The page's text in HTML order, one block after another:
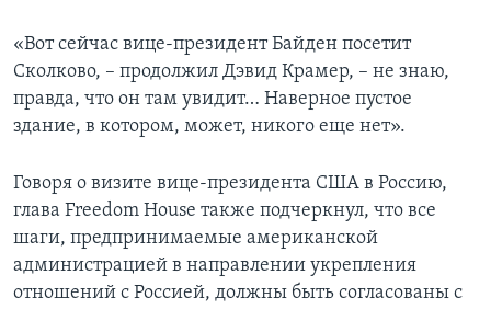
«Вот сейчас вице-президент Байден посетит
Сколково, – продолжил Дэвид Крамер, – не знаю,
правда, что он там увидит… Наверное пустое
здание, в котором, может, никого еще нет».
Говоря о визите вице-президента США в Россию,
глава Freedom House также подчеркнул, что все
шаги, предпринимаемые американской
администрацией в направлении укрепления
отношений с Россией, должны быть согласованы с